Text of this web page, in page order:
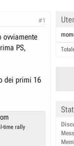
#1
ovviamente
PS,
dei primi 16
time rally